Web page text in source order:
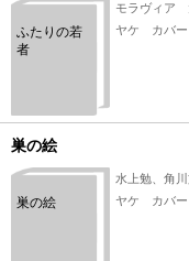
ふたりの若
者
モラヴィア
ヤケ カバー
巣の絵
巣の絵
水上勉、角
ヤケ カバー